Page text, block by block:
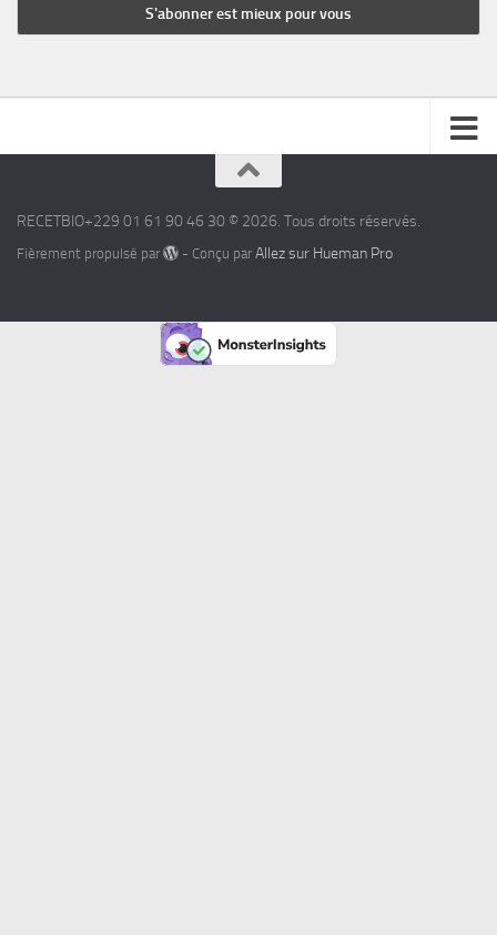
RECETBIO+229 01 61 90 46 30 © 2026. Tous droits réservés.
Fièrement propulsé par - Conçu par Allez sur Hueman Pro